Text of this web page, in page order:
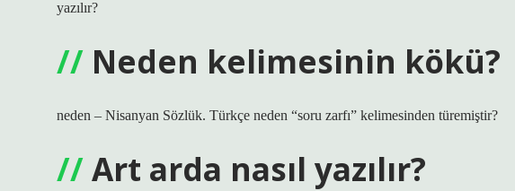
yazılır?
Neden kelimesinin kökü?
neden – Nisanyan Sözlük. Türkçe neden “soru zarfı” kelimesinden türemiştir?
Art arda nasıl yazılır?